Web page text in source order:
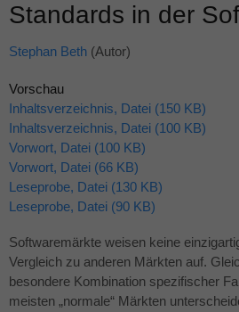
Standards in der
Stephan Beth (Autor)
Vorschau
Inhaltsverzeichnis, Datei (150 KB)
Inhaltsverzeichnis, Datei (100 KB)
Vorwort, Datei (100 KB)
Vorwort, Datei (66 KB)
Leseprobe, Datei (130 KB)
Leseprobe, Datei (90 KB)
Softwaremärkte weisen keine
Vergleich zu anderen Märkten auf.
besondere Kombination spezifischer
meisten „normale“ Märkten